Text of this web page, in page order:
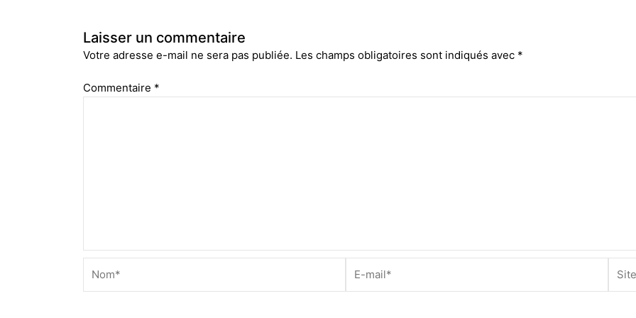
Laisser un commentaire
Votre adresse e-mail ne sera pas publiée. Les champs obligatoires sont indiqués avec *
Commentaire *
mail*